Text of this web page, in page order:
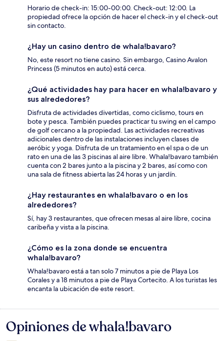
Horario de check-in: 15:00-00:00. Check-out: 12:00. La
propiedad ofrece la opción de hacer el check-in y el check-out
sin contacto.
¿Hay un casino dentro de whala!bavaro?
No, este resort no tiene casino. Sin embargo, Casino Avalon
Princess (5 minutos en auto) está cerca.
¿Qué actividades hay para hacer en whala!bavaro y
sus alrededores?
Disfruta de actividades divertidas, como ciclismo, tours en
bote y pesca. También puedes practicar tu swing en el campo
de golf cercano a la propiedad. Las actividades recreativas
adicionales dentro de las instalaciones incluyen clases de
aeróbic y yoga. Disfruta de un tratamiento en el spa o de un
rato en una de las 3 piscinas al aire libre. Whala!bavaro también
cuenta con 2 bares junto a la piscina y 2 bares, así como con
una sala de fitness abierta las 24 horas y un jardín.
¿Hay restaurantes en whala!bavaro o en los
alrededores?
Sí, hay 3 restaurantes, que ofrecen mesas al aire libre, cocina
caribeña y vista a la piscina.
¿Cómo es la zona donde se encuentra
whala!bavaro?
Whala!bavaro está a tan solo 7 minutos a pie de Playa Los
Corales y a 18 minutos a pie de Playa Cortecito. A los turistas les
encanta la ubicación de este resort.
Opiniones
Opiniones de whala!bavaro